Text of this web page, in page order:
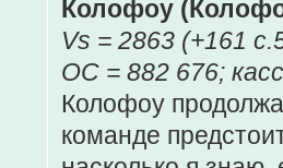
Колофоу
Vs = 2863 (+161
ОС = 882 676;
Колофоу
команде